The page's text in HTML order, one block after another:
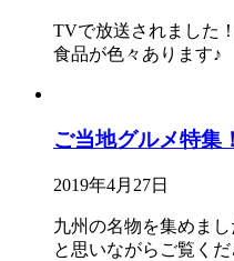
TVで放送されました
食品が色々あります♪
ご当地グルメ特集！
2019年4月27日
九州の名物を集めま
と思いながらご覧くだ